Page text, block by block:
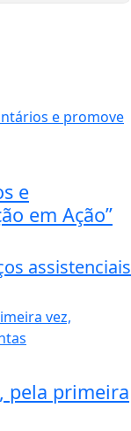
e
em Ação”
assistenciais
pela primeira